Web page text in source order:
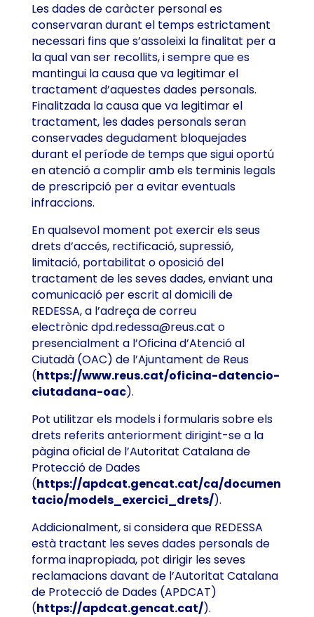
Les dades de caràcter personal es
conservaran durant el temps estrictament
necessari fins que s’assoleixi la finalitat per a
la qual van ser recollits, i sempre que es
mantingui la causa que va legitimar el
tractament d’aquestes dades personals.
Finalitzada la causa que va legitimar el
tractament, les dades personals seran
conservades degudament bloquejades
durant el període de temps que sigui oportú
en atenció a complir amb els terminis legals
de prescripció per a evitar eventuals
infraccions.
En qualsevol moment pot exercir els seus
drets d’accés, rectificació, supressió,
limitació, portabilitat o oposició del
tractament de les seves dades, enviant una
comunicació per escrit al domicili de
REDESSA, a l’adreça de correu
electrònic dpd.redessa@reus.cat o
presencialment a l’Oficina d’Atenció al
Ciutadà (OAC) de l’Ajuntament de Reus
(https://www.reus.cat/oficina-datencio-
ciutadana-oac).
Pot utilitzar els models i formularis sobre els
drets referits anteriorment dirigint-se a la
pàgina oficial de l’Autoritat Catalana de
Protecció de Dades
(https://apdcat.gencat.cat/ca/documen
tacio/models_exercici_drets/).
Addicionalment, si considera que REDESSA
està tractant les seves dades personals de
forma inapropiada, pot dirigir les seves
reclamacions davant de l’Autoritat Catalana
de Protecció de Dades (APDCAT)
(https://apdcat.gencat.cat/).